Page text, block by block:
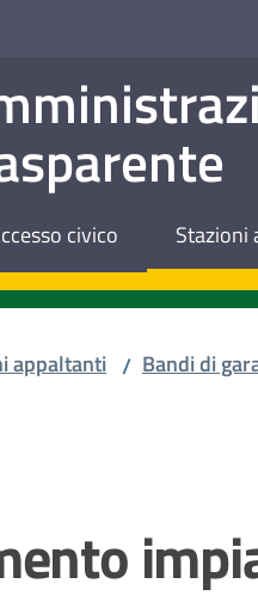
civico Stazioni
appaltanti / Bandi di